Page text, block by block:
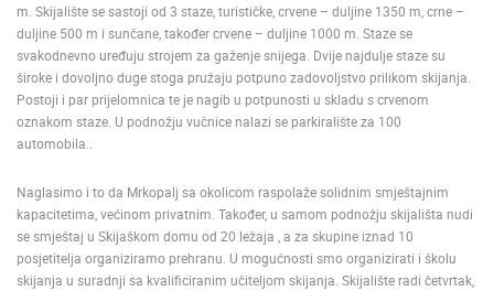
HRVATSKI
ENGLISH
m. Skijalište se sastoji od 3 staze, turističke, crvene – duljine 1350 m, crne –
duljine 500 m i sunčane, također crvene – duljine 1000 m. Staze se
svakodnevno uređuju strojem za gaženje snijega. Dvije najdulje staze su
široke i dovoljno duge stoga pružaju potpuno zadovoljstvo prilikom skijanja.
Postoji i par prijelomnica te je nagib u potpunosti u skladu s crvenom
oznakom staze. U podnožju vučnice nalazi se parkiralište za 100
automobila..
Naglasimo i to da Mrkopalj sa okolicom raspolaže solidnim smještajnim
kapacitetima, većinom privatnim. Također, u samom podnožju skijališta nudi
se smještaj u Skijaškom domu od 20 ležaja , a za skupine iznad 10
posjetitelja organiziramo prehranu. U mogućnosti smo organizirati i školu
skijanja u suradnji sa kvalificiranim učiteljom skijanja. Skijalište radi četvrtak,